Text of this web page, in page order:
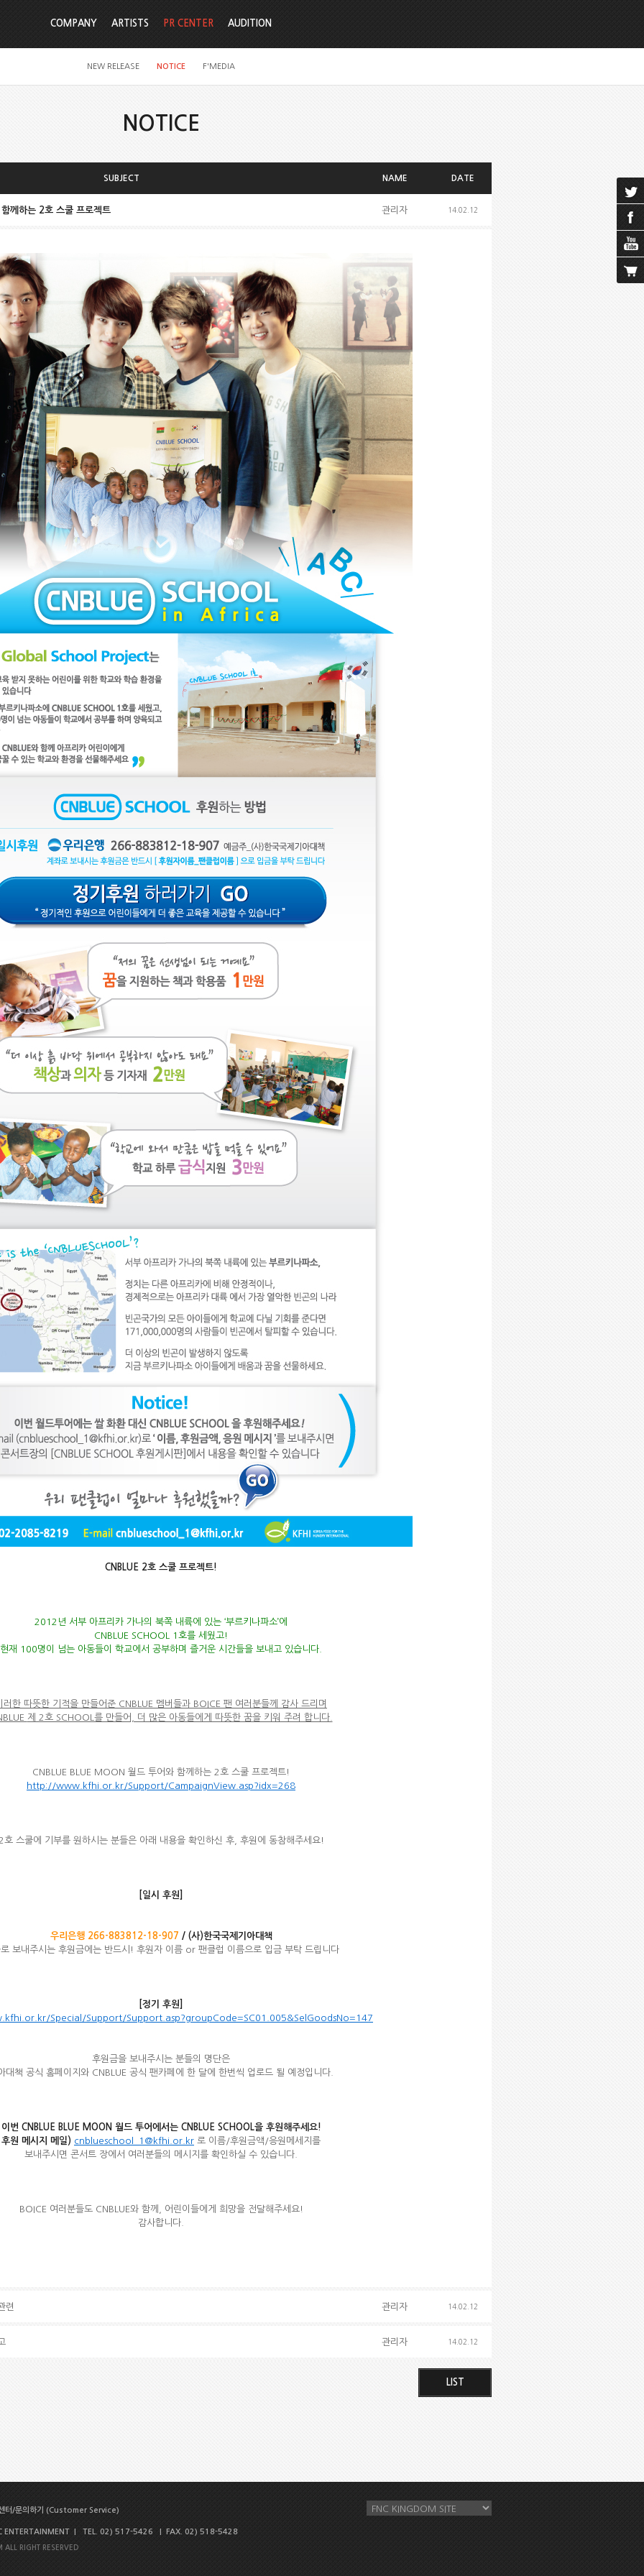
COMPANY ARTISTS PR CENTER
NEW RELEASE NOTICE F'MEDIA
AUDITION
NOTICE
SUBJECT NAME DATE
께하는 2호 스쿨 프로젝트 관리자 14.02.12
CNBLUE 2호 스쿨 프로젝트!
2012년 서부 아프리카 가나의 북쪽 내륙에 있는 ‘부르키나파소’에
CNBLUE SCHOOL 1호를 세웠고!
현재 100명이 넘는 아동들이 학교에서 공부하며 즐거운 시간들을 보내고 있습니다.
러한 따뜻한 기적을 만들어준 CNBLUE 멤버들과 BOICE 팬 여러분들께 감사 드리며
제 2호 SCHOOL를 만들어, 더 많은 아동들에게 따뜻한 꿈을 키워 주려 합니다.
CNBLUE BLUE MOON 월드 투어와 함께하는 2호 스쿨 프로젝트!
http://www.kfhi.or.kr/Support/CampaignView.asp?idx=268
호 스쿨에 기부를 원하시는 분들은 아래 내용을 확인하신 후, 후원에 동참해주세요!
일시 후원]
우리은행 266-883812-18-907 / (사)한국국제기아대책
보내주시는 후원금에는 반드시! 후원자 이름 or 팬클럽 이름으로 입금 부탁 드립니다
정기 후원]
Special/Support/Support.asp?groupCode=SC01.005&SelGoodsNo=147
후원금을 보내주시는 분들의 명단은
대책 공식 홈페이지와 CNBLUE 공식 팬카페에 한 달에 한번씩 업로드 될 예정입니다.
이번 CNBLUE BLUE MOON 월드 투어에서는 CNBLUE SCHOOL을 후원해주세요!
후원 메시지 메일) cnblueschool_1@kfhi.or.kr 로 이름/후원금액/응원메세지를
보내주시면 콘서트 장에서 여러분들의 메시지를 확인하실 수 있습니다.
BOICE 여러분들도 CNBLUE와 함께, 어린이들에게 희망을 전달해주세요!
감사합니다.
련 관리자 14.02.12
관리자 14.02.12
LIST
터/문의하기 (Customer Service)
ENTERTAINMENT | TEL. 02) 517-5426 | FAX. 02) 518-5428
RIGHT RESERVED